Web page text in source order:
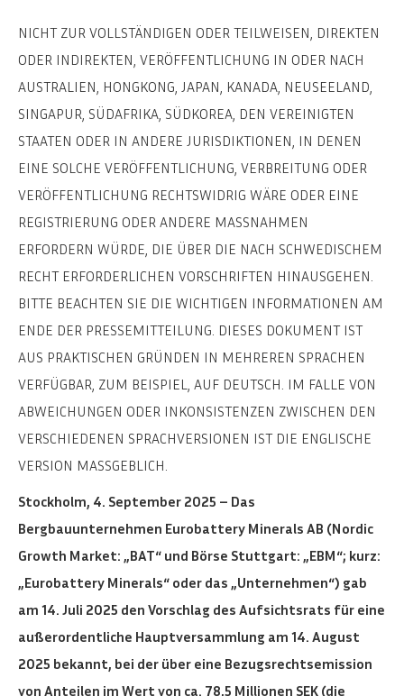
NICHT ZUR VOLLSTÄNDIGEN ODER TEILWEISEN, DIREKTEN
ODER INDIREKTEN, VERÖFFENTLICHUNG IN ODER NACH
AUSTRALIEN, HONGKONG, JAPAN, KANADA, NEUSEELAND,
SINGAPUR, SÜDAFRIKA, SÜDKOREA, DEN VEREINIGTEN
STAATEN ODER IN ANDERE JURISDIKTIONEN, IN DENEN
EINE SOLCHE VERÖFFENTLICHUNG, VERBREITUNG ODER
VERÖFFENTLICHUNG RECHTSWIDRIG WÄRE ODER EINE
REGISTRIERUNG ODER ANDERE MASSNAHMEN
ERFORDERN WÜRDE, DIE ÜBER DIE NACH SCHWEDISCHEM
RECHT ERFORDERLICHEN VORSCHRIFTEN HINAUSGEHEN.
BITTE BEACHTEN SIE DIE WICHTIGEN INFORMATIONEN AM
ENDE DER PRESSEMITTEILUNG. DIESES DOKUMENT IST
AUS PRAKTISCHEN GRÜNDEN IN MEHREREN SPRACHEN
VERFÜGBAR, ZUM BEISPIEL, AUF DEUTSCH. IM FALLE VON
ABWEICHUNGEN ODER INKONSISTENZEN ZWISCHEN DEN
VERSCHIEDENEN SPRACHVERSIONEN IST DIE ENGLISCHE
VERSION MASSGEBLICH.
Stockholm, 4. September 2025 – Das
Bergbauunternehmen Eurobattery Minerals AB (Nordic
Growth Market: „BAT“ und Börse Stuttgart: „EBM“; kurz:
„Eurobattery Minerals“ oder das „Unternehmen“) gab
am 14. Juli 2025 den Vorschlag des Aufsichtsrats für eine
außerordentliche Hauptversammlung am 14. August
2025 bekannt, bei der über eine Bezugsrechtsemission
von Anteilen im Wert von ca. 78,5 Millionen SEK (die